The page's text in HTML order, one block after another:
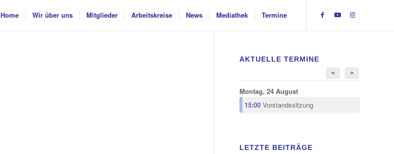
Home Wir über uns Mitglieder Arbeitskreise News Mediathek Termine
AKTUELLE TERMINE
< >
Montag, 24 August
15:00 Vorstandssitzung
LETZTE BEITRÄGE